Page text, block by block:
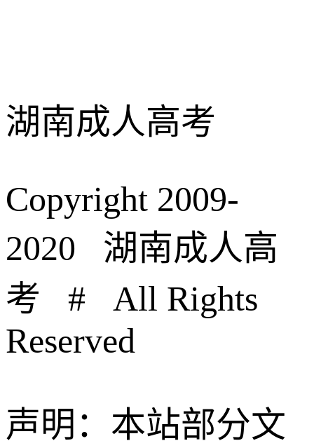
湖南成人高考
Copyright 2009-
2020 湖南成人高
考 # All Rights
Reserved
声明：本站部分文